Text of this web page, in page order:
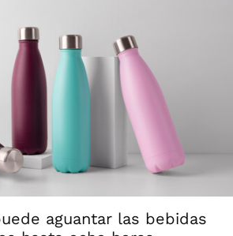
aguantar las bebidas